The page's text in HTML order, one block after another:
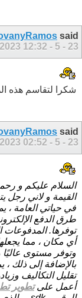
said:
23 - 5 - 2023
12:32 PM
شكرا لتقاسم هذه
said:
23 - 5 - 2023
02:52 PM
السلام عليكم و
القيمة و لاني رجل
في حياتي العامة ،
طرق الدفع
توفرها. المدفوعات
أي مكان ، مما
وتوفر مستوى عاليًا
بالإضافة إلى ذلك ،
تقليل التكاليف
أعمل علىتطوير